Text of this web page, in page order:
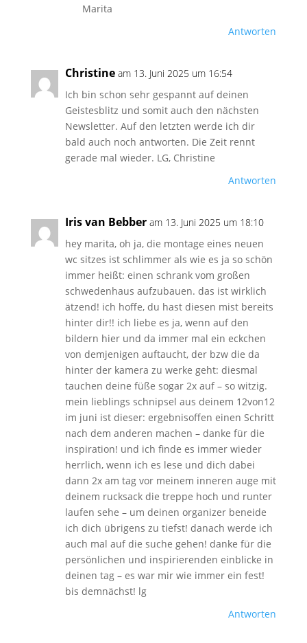
Marita
Antworten
Christine am 13. Juni 2025 um 16:54
Ich bin schon sehr gespannt auf deinen
Geistesblitz und somit auch den nächsten
Newsletter. Auf den letzten werde ich dir
bald auch noch antworten. Die Zeit rennt
gerade mal wieder. LG, Christine
Antworten
Iris van Bebber am 13. Juni 2025 um 18:10
hey marita, oh ja, die montage eines neuen
wc sitzes ist schlimmer als wie es ja so schön
immer heißt: einen schrank vom großen
schwedenhaus aufzubauen. das ist wirklich
ätzend! ich hoffe, du hast diesen mist bereits
hinter dir!! ich liebe es ja, wenn auf den
bildern hier und da immer mal ein eckchen
von demjenigen auftaucht, der bzw die da
hinter der kamera zu werke geht: diesmal
tauchen deine füße sogar 2x auf – so witzig.
mein lieblings schnipsel aus deinem 12von12
im juni ist dieser: ergebnisoffen einen Schritt
nach dem anderen machen – danke für die
inspiration! und ich finde es immer wieder
herrlich, wenn ich es lese und dich dabei
dann 2x am tag vor meinem inneren auge mit
deinem rucksack die treppe hoch und runter
laufen sehe – um deinen organizer beneide
ich dich übrigens zu tiefst! danach werde ich
auch mal auf die suche gehen! danke für die
persönlichen und inspirierenden einblicke in
deinen tag – es war mir wie immer ein fest!
bis demnächst! lg
Antworten